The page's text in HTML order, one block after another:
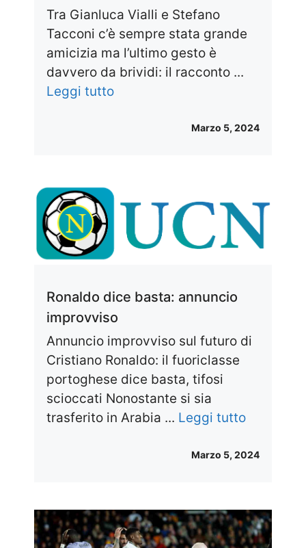
Tra Gianluca Vialli e Stefano
Tacconi c’è sempre stata grande
amicizia ma l’ultimo gesto è
davvero da brividi: il racconto ...
Leggi tutto
Marzo 5, 2024
Ronaldo dice basta: annuncio
improvviso
Annuncio improvviso sul futuro di
Cristiano Ronaldo: il fuoriclasse
portoghese dice basta, tifosi
scioccati Nonostante si sia
trasferito in Arabia ... Leggi tutto
Marzo 5, 2024